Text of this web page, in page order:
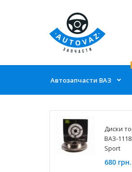
Автозапчасти ВАЗ
Диски
ВАЗ-
Sport
680 грн.